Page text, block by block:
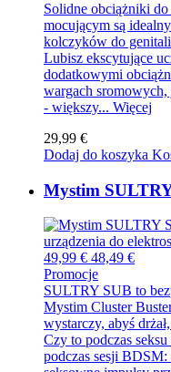
Solidne obciążniki
mocującym są
kolczyków do
Lubisz ekscytujące
dodatkowymi
wargach sromowych,
- większy... Więcej
29,99 €
Dodaj do koszyka
Mystim
49,99 € 48,49 €
Promocje
SULTRY SUB to
Mystim Cluster
wystarczy, abyś
Czy to podczas
podczas sesji